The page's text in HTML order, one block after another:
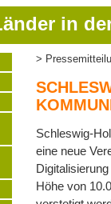
in
Schleswig-
eine neue
Höhe von